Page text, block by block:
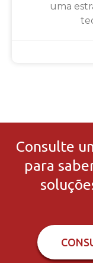
uma
Consulte
para